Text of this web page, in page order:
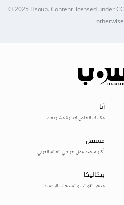
© 2025Hsoub.Content licensed under
otherwise.